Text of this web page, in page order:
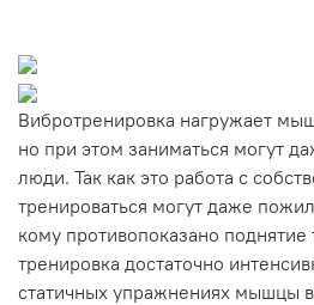
Вибротренировка нагружает
но при этом заниматься могут
люди. Так как это работа с
тренироваться могут даже
кому противопоказано
тренировка достаточно
статичных упражнениях мышцы